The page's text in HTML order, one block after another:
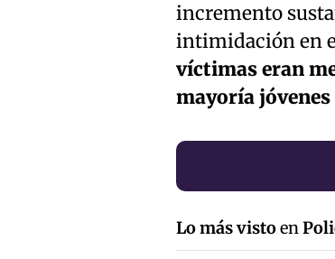
incremento
intimidación en
víctimas eran
mayoría jóvenes
Lo más vistoen